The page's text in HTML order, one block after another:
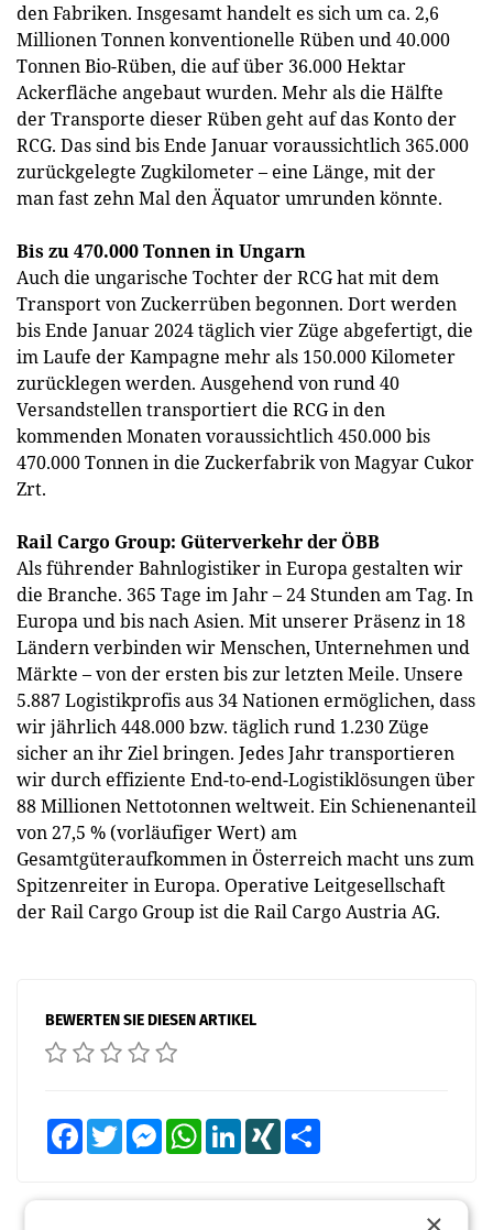
den Fabriken. Insgesamt handelt es sich um ca. 2,6
Millionen Tonnen konventionelle Rüben und 40.000
Tonnen Bio-Rüben, die auf über 36.000 Hektar
Ackerfläche angebaut wurden. Mehr als die Hälfte
der Transporte dieser Rüben geht auf das Konto der
RCG. Das sind bis Ende Januar voraussichtlich 365.000
zurückgelegte Zugkilometer – eine Länge, mit der
man fast zehn Mal den Äquator umrunden könnte.
Bis zu 470.000 Tonnen in Ungarn
Auch die ungarische Tochter der RCG hat mit dem
Transport von Zuckerrüben begonnen. Dort werden
bis Ende Januar 2024 täglich vier Züge abgefertigt, die
im Laufe der Kampagne mehr als 150.000 Kilometer
zurücklegen werden. Ausgehend von rund 40
Versandstellen transportiert die RCG in den
kommenden Monaten voraussichtlich 450.000 bis
470.000 Tonnen in die Zuckerfabrik von Magyar Cukor
Zrt.
Rail Cargo Group: Güterverkehr der ÖBB
Als führender Bahnlogistiker in Europa gestalten wir
die Branche. 365 Tage im Jahr – 24 Stunden am Tag. In
Europa und bis nach Asien. Mit unserer Präsenz in 18
Ländern verbinden wir Menschen, Unternehmen und
Märkte – von der ersten bis zur letzten Meile. Unsere
5.887 Logistikprofis aus 34 Nationen ermöglichen, dass
wir jährlich 448.000 bzw. täglich rund 1.230 Züge
sicher an ihr Ziel bringen. Jedes Jahr transportieren
wir durch effiziente End-to-end-Logistiklösungen über
88 Millionen Nettotonnen weltweit. Ein Schienenanteil
von 27,5 % (vorläufiger Wert) am
Gesamtgüteraufkommen in Österreich macht uns zum
Spitzenreiter in Europa. Operative Leitgesellschaft
der Rail Cargo Group ist die Rail Cargo Austria AG.
BEWERTEN SIE DIESEN ARTIKEL
FacebookTwitter MessengerWhatsAppLinkedInXING